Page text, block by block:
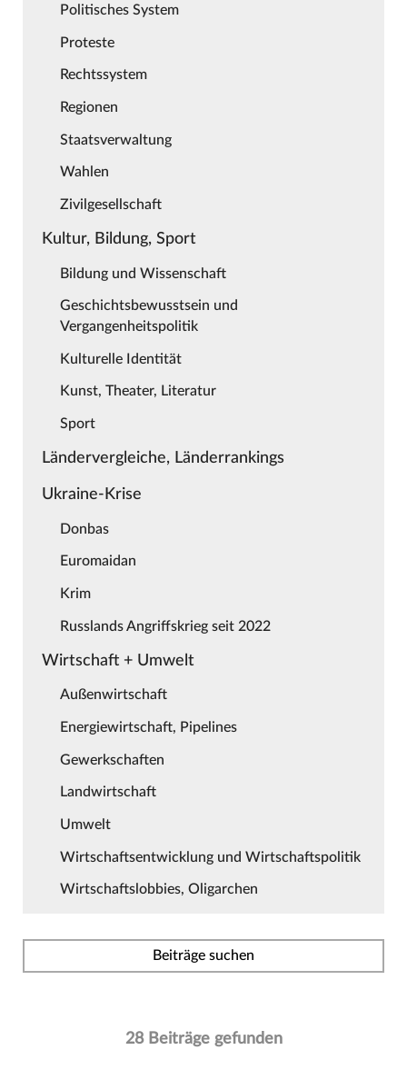
Politisches System
Proteste
Rechtssystem
Regionen
Staatsverwaltung
Wahlen
Zivilgesellschaft
Kultur, Bildung, Sport
Bildung und Wissenschaft
Geschichtsbewusstsein und
Vergangenheitspolitik
Kulturelle Identität
Kunst, Theater, Literatur
Sport
Ländervergleiche, Länderrankings
Ukraine-Krise
Donbas
Euromaidan
Krim
Russlands Angriffskrieg seit 2022
Wirtschaft + Umwelt
Außenwirtschaft
Energiewirtschaft, Pipelines
Gewerkschaften
Landwirtschaft
Umwelt
Wirtschaftsentwicklung und Wirtschaftspolitik
Wirtschaftslobbies, Oligarchen
Beiträge suchen
28 Beiträge gefunden